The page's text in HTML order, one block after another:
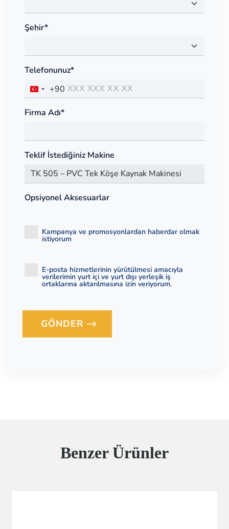
Şehir*
Telefonunuz*
+90
Firma Adı*
Teklif İstediğiniz Makine
Opsiyonel Aksesuarlar
Kampanya ve promosyonlardan haberdar olmak
istiyorum
E-posta hizmetlerinin yürütülmesi amacıyla
verilerimin yurt içi ve yurt dışı yerleşik iş
ortaklarına aktarılmasına izin veriyorum.
Loading...
GÖNDER
Benzer Ürünler